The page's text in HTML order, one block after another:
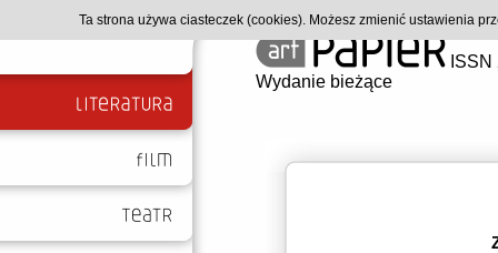
Wydanie bieżące
Ta strona używa ciasteczek (cookies). Możesz zmienić ustawienia